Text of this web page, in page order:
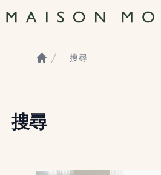
Home
搜尋
搜尋